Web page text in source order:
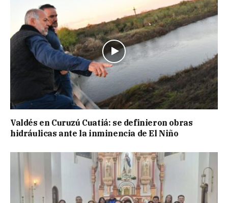
Valdés en Curuzú Cuatiá: se definieron obras
hidráulicas ante la inminencia de El Niño